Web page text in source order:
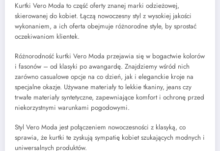
Kurtki Vero Moda to część oferty znanej marki odzieżowej,
skierowanej do kobiet. Łączą nowoczesny styl z wysokiej jakości
wykonaniem, a ich oferta obejmuje różnorodne style, by sprostać
oczekiwaniom klientek.
Różnorodność kurtki Vero Moda przejawia się w bogactwie kolorów
i fasonów – od klasyki po awangardę. Znajdziemy wśród nich
zarówno casualowe opcje na co dzień, jak i eleganckie kroje na
specjalne okazje. Używane materiały to lekkie tkaniny, jeans czy
trwałe materiały syntetyczne, zapewniające komfort i ochronę przed
niekorzystnymi warunkami pogodowymi.
Styl Vero Moda jest połączeniem nowoczesności z klasyką, co
sprawia, że kurtki te zyskują sympatię kobiet szukających modnych i
uniwersalnych produktów.